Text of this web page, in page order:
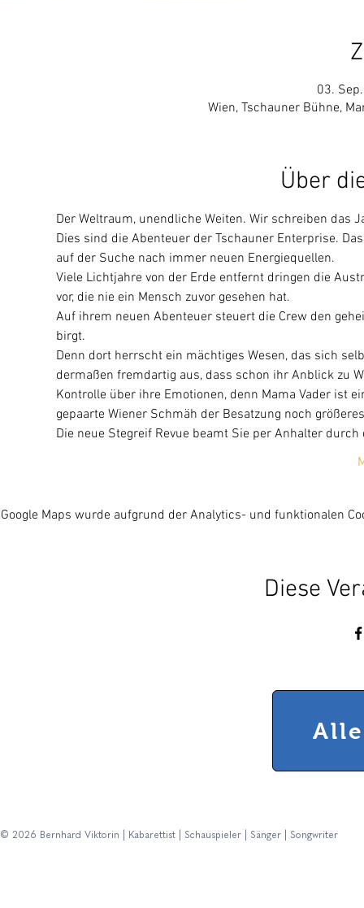
03.
Wien, Tschauner Bühne,
Über
Der Weltraum, unendliche Weiten. Wir schreiben das
Dies sind die Abenteuer der Tschauner Enterprise.
auf der Suche nach immer neuen Energiequellen.
Viele Lichtjahre von der Erde entfernt dringen die
vor, die nie ein Mensch zuvor gesehen hat.
Auf ihrem neuen Abenteuer steuert die Crew den
birgt.
Denn dort herrscht ein mächtiges Wesen, das sich
dermaßen fremdartig aus, dass schon ihr Anblick zu
Kontrolle über ihre Emotionen, denn Mama Vader ist
gepaarte Wiener Schmäh der Besatzung noch
Die neue Stegreif Revue beamt Sie per Anhalter
Google Maps wurde aufgrund der Analytics- und funktionalen
Diese
© 2026 Bernhard Viktorin | Kabarettist | Schauspieler | Sänger | Songwriter